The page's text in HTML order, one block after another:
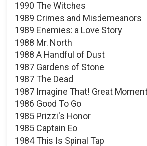
1990 The Witches
1989 Crimes and Misdemeanors
1989 Enemies: a Love Story
1988 Mr. North
1988 A Handful of Dust
1987 Gardens of Stone
1987 The Dead
1987 Imagine That! Great
1986 Good To Go
1985 Prizzi's Honor
1985 Captain Eo
1984 This Is Spinal Tap